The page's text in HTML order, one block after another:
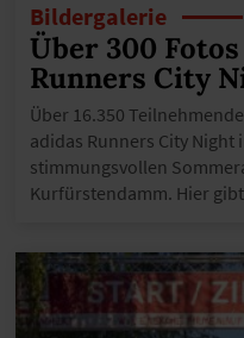
Bildergalerie
Über 300
Runners City
Über 16.350
adidas Runners City Night
stimmungsvollen
Kurfürstendamm. Hier